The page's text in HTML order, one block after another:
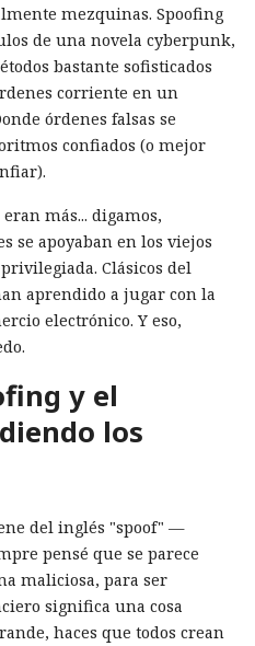
mezquinas. Spoofing
de una novela cyberpunk,
bastante sofisticados
corriente en un
órdenes falsas se
confiados (o mejor
más... digamos,
se apoyaban en los viejos
Clásicos del
aprendido a jugar con la
electrónico. Y eso,
y el
los
del inglés "spoof" —
pensé que se parece
maliciosa, para ser
significa una cosa
haces que todos crean